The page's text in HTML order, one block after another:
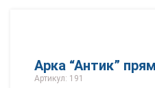
Арка “Антик”
Артикул: 191